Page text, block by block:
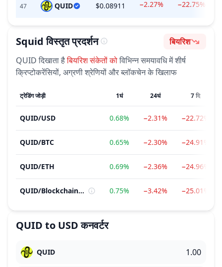
47 QUID $0.08911 −2.27% −22.75%
Squid विस्तृत प्रदर्शन भावना
बियरिश
QUID दिखाता हैबियरिशसंकेतों कोविभिन्न समयावधि में शीर्ष
क्रिप्टोकरेंसियों, अग्रणी श्रेणियों और ब्लॉकचेन के खिलाफ
ट्रेडिंग जोड़ी 1घं 24घं 7 दि
QUID/USD 0.68% −2.31% −22.72%
QUID/BTC 0.65% −2.30% −24.91%
QUID/ETH 0.69% −2.36% −24.96%
QUID/ Blockchain Service 0.75% −3.42% −25.01%
QUID to USD कनवर्टर
QUID